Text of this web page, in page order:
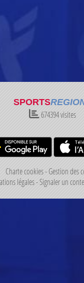
SPORTS
674394visites
Charte cookies Gestion des
légales Signaler un